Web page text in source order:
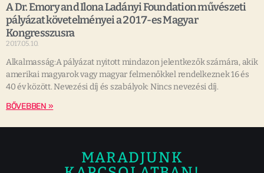
A Dr. Emory and Ilona Ladányi Foundation művészeti
pályázat követelményei a 2017-es Magyar
Kongresszusra
2017.05.10.
Alkalmasság:A pályázat nyitott mindazon jelentkezők számára, akik
amerikai magyarok vagy magyar felmenőkkel rendelkeznek 16 és
40 év között. Nevezési díj és szabályok: Nincs nevezési díj.
BŐVEBBEN »
MARADJUNK